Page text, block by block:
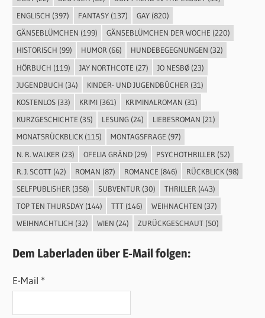
ENGLISCH (397) FANTASY(137) GAY(820)
GÄNSEBLÜMCHEN (199) GÄNSEBLÜMCHEN DER WOCHE (220)
HISTORISCH (99) HUMOR(66) HUNDEBEGEGNUNGEN (32)
HÖRBUCH (119) JAY NORTHCOTE (27) JO NESBØ(23)
JUGENDBUCH (34) KINDER- UND JUGENDBÜCHER (31)
KOSTENLOS(33) KRIMI(361) KRIMINALROMAN (31)
KURZGESCHICHTE (35) LESUNG(24) LIEBESROMAN (21)
MONATSRÜCKBLICK(115) MONTAGSFRAGE (97)
N. R. WALKER (23) OFELIA GRÄND(29) PSYCHOTHRILLER (52)
R. J. SCOTT(42) ROMAN (87) ROMANCE (846) RÜCKBLICK(98)
SELFPUBLISHER (358) SUBVENTUR (30) THRILLER (443)
TOP TEN THURSDAY(144) TTT(146) WEIHNACHTEN (37)
WEIHNACHTLICH (32) WIEN (24) ZURÜCKGESCHAUT(50)
Dem Laberladen über E-Mail folgen:
E-Mail *